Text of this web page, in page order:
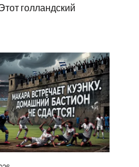
голландский